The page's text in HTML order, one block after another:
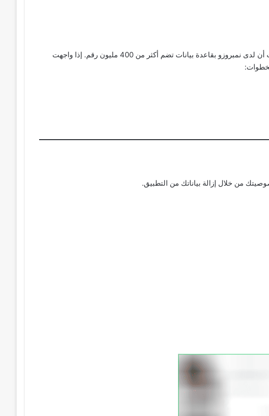
وكاشف الأرقام، حيث أن لدى نمبروزو بقاعدة بيانات تضم أكثر من 400 مليون رقم. إذا واجهت
من خلال إزالة بياناتك من التطبيق.